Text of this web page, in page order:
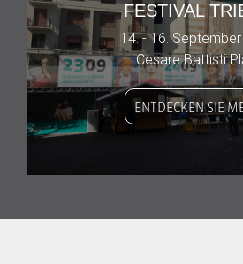
FESTIVAL
14. - 16.
Cesare Battisti
ENTDECKEN SIE